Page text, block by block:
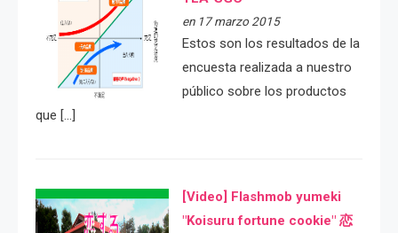
en 17 marzo 2015
Estos son los resultados de la
encuesta realizada a nuestro
público sobre los productos
que […]
[Video] Flashmob yumeki
"Koisuru fortune cookie" 恋